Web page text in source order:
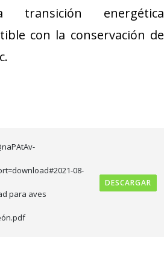
transición energética
con la conservación de
08-
para aves
DESCARGAR